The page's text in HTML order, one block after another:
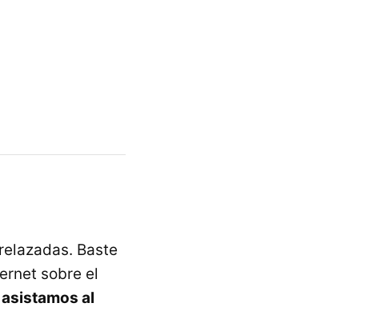
Baste
sobre el
al